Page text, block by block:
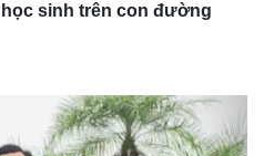
sinh trên con đường